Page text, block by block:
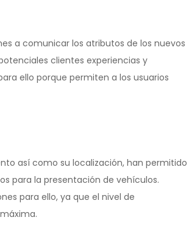
a comunicar los atributos de los nuevos
clientes experiencias y
ello porque permiten a los usuarios
así como su localización, han permitido
para la presentación de vehículos.
para ello, ya que el nivel de